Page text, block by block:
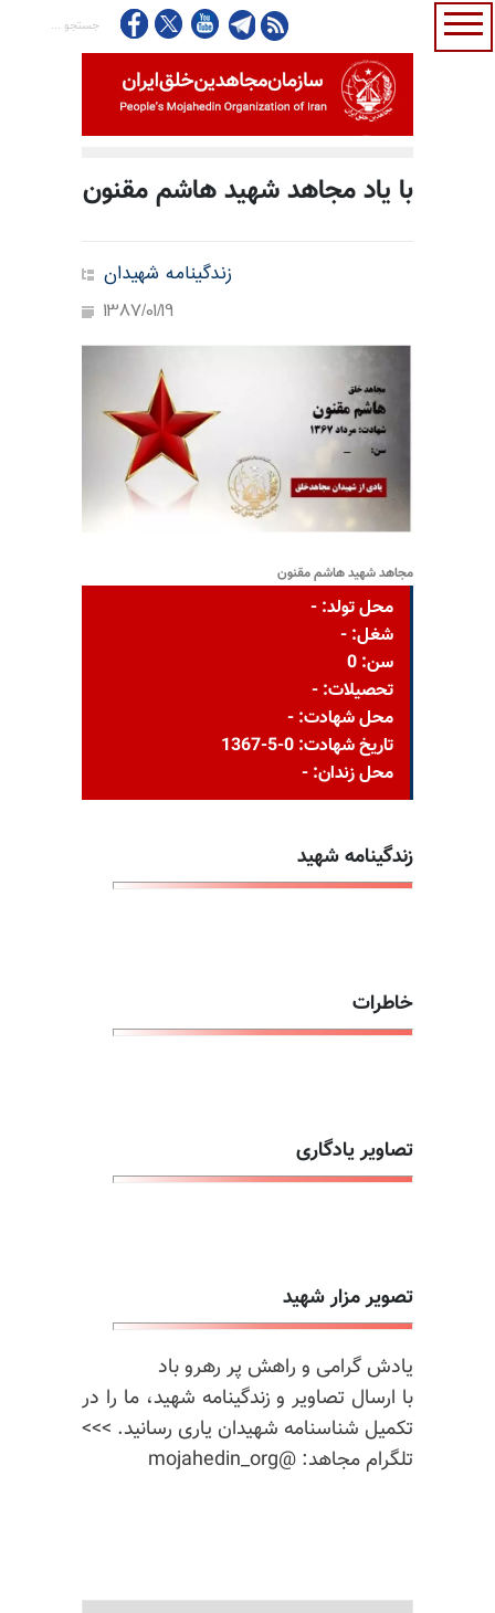
با یاد مجاهد شهید هاشم مقنون
زندگینامه شهیدان
1387/01/19
مجاهد شهید هاشم مقنون
محل تولد: -
شغل: -
سن: 0
تحصیلات: -
محل شهادت: -
تاریخ شهادت: 0-5-1367
محل زندان: -
زندگینامه شهید
خاطرات
تصاویر یادگاری
تصویر مزار شهید
یادش گرامی و راهش پر رهرو باد
با ارسال تصاویر و زندگینامه شهید، ما را در
تکمیل شناسنامه شهیدان یاری رسانید. >>>
تلگرام مجاهد: @mojahedin_org